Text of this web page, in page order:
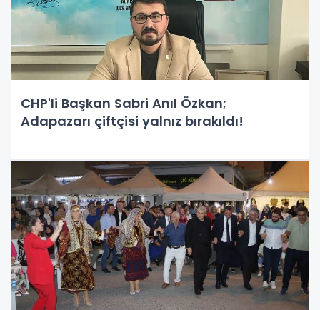
CHP'li Başkan Sabri Anıl Özkan;
Adapazarı çiftçisi yalnız bırakıldı!